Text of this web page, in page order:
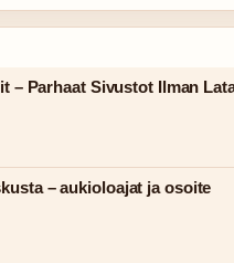
– Parhaat Sivustot Ilman
– aukioloajat ja osoite